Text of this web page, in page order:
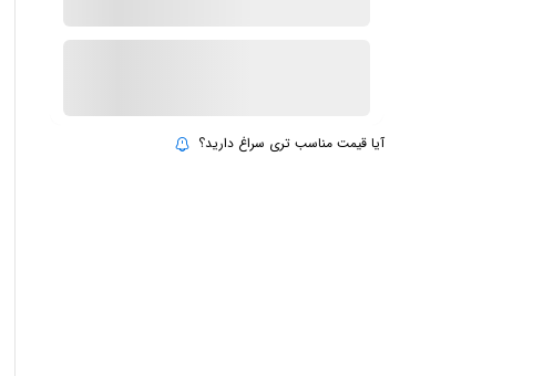
آیا قیمت مناسب تری سراغ دارید؟